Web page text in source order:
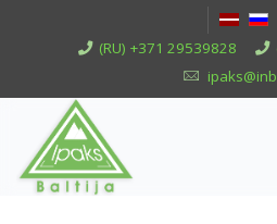
(RU) +371 29539828